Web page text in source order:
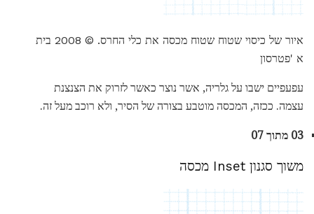
איור של כיסוי שטוח שטוח מכסה את כלי החרס. © 2008 בית
א 'פטרסון
עפעפיים ישבו על גלריה, אשר נוצר כאשר לזרוק את הצנצנת
עצמה. ככזה, המכסה מוטבע בצורה של הסיר, ולא רוכב מעל זה.
03 מתוך 07
משוך סגנון Inset מכסה